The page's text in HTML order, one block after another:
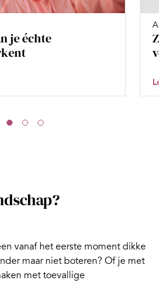
je échte
vanaf het eerste moment dikke
maar niet boteren? Of je met
met toevallige